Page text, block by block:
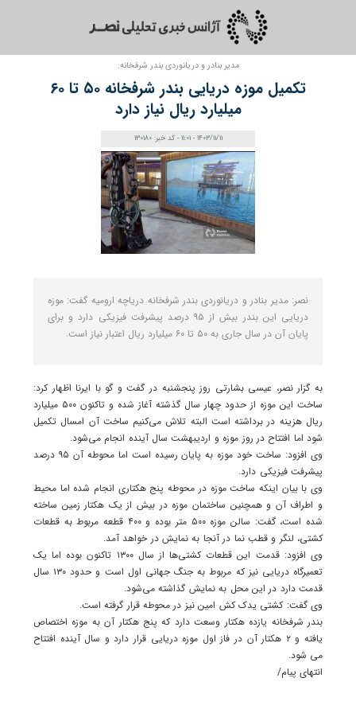
مدیر بنادر و دریانوردی بندر شرفخانه:
تکمیل موزه دریایی بندر شرفخانه ۵۰ تا ۶۰
میلیارد ریال نیاز دارد
1403/11/11 - 11:01 - کد خبر: 130180
نصر: مدیر بنادر و دریانوردی بندر شرفخانه دریاچه ارومیه گفت: موزه
دریایی این بندر بیش از ۹۵ درصد پیشرفت فیزیکی دارد و برای
پایان آن در سال جاری به ۵۰ تا ۶۰ میلیارد ریال اعتبار نیاز است.
به گزار نصر، عیسی بشارتی روز پنجشنبه در گفت و گو با ایرنا اظهار کرد:
ساخت این موزه از حدود چهار سال گذشته آغاز شده و تاکنون ۵۰۰ میلیارد
ریال هزینه در برداشته است البته تلاش می‌کنیم ساخت آن امسال تکمیل
شود اما افتتاح در روز موزه و اردیبهشت سال آینده انجام می‌شود.
وی افزود: ساخت خود موزه به پایان رسیده است اما محوطه آن ۹۵ درصد
پیشرفت فیزیکی دارد.
وی با بیان اینکه ساخت موزه در محوطه پنج هکتاری انجام شده اما محیط
و اطراف آن و همچنین ساختمان موزه در بیش از یک هکتار زمین ساخته
شده است، گفت: سالن موزه ۵۰۰ متر بوده و ۴۰۰ قطعه مربوط به قطعات
کشتی، لنگر و قطب نما در آنجا به نمایش در خواهد آمد.
وی افزود: قدمت این قطعات کشتی‌ها از سال ۱۳۰۰ تاکنون بوده اما یک
تعمیرگاه دریایی نیز که مربوط به جنگ جهانی اول است و حدود ۱۳۰ سال
قدمت دارد در این محل به نمایش گذاشته می‌شود.
وی گفت: کشتی یدک کش امین نیز در محوطه قرار گرفته است.
بندر شرفخانه یازده هکتار وسعت دارد که پنج هکتار آن به موزه اختصاص
یافته و ۲ هکتار آن در فاز اول موزه دریایی قرار دارد و سال آینده افتتاح
می شود.
انتهای پیام/